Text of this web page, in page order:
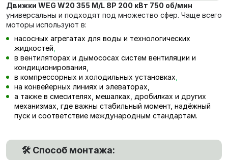
Движки WEG W20 355 M/L 8P 200 кВт 750 об/мин
универсальны и подходят под множество сфер. Чаще всего
моторы используют в:
насосных агрегатах для воды и технологических
жидкостей
в вентиляторах и дымососах систем вентиляции и
кондиционирования,
в компрессорных и холодильных установках
на конвейерных линиях и элеваторах,
а также в смесителях, мешалках, дробилках и других
механизмах, где важны стабильный момент, надёжный
пуск и соответствие международным стандартам.
🛠️ Способ монтажа: